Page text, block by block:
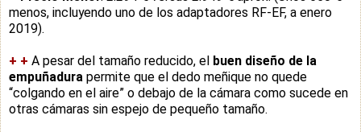
menos, incluyendo uno de los adaptadores RF-EF, a enero
2019).
+ + A pesar del tamaño reducido, el buen diseño de la
empuñadura permite que el dedo meñique no quede
“colgando en el aire” o debajo de la cámara como sucede en
otras cámaras sin espejo de pequeño tamaño.